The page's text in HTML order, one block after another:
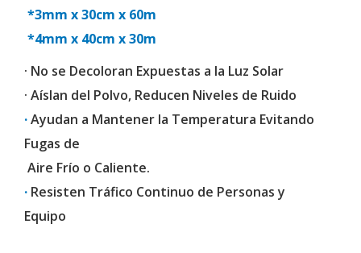
*3mm x 30cm x 60m
*4mm x 40cm x 30m
· No se Decoloran Expuestas a la Luz Solar
· Aíslan del Polvo, Reducen Niveles de Ruido
·Ayudan a Mantener la Temperatura Evitando
Fugas de
Aire Frío o Caliente.
· Resisten Tráfico Continuo de Personas y
Equipo